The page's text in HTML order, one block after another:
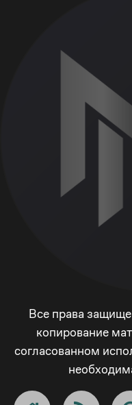
Все права
копирование
согласованном